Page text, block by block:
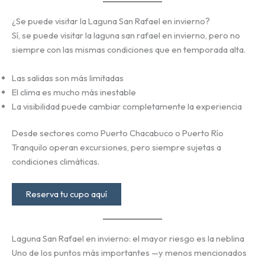
¿Se puede visitar la Laguna San Rafael en invierno?
Sí, se puede visitar la laguna san rafael en invierno, pero no
siempre con las mismas condiciones que en temporada alta.
Las salidas son más limitadas
El clima es mucho más inestable
La visibilidad puede cambiar completamente la experiencia
Desde sectores como Puerto Chacabuco o Puerto Río
Tranquilo operan excursiones, pero siempre sujetas a
condiciones climáticas.
Reserva tu cupo aquí
Laguna San Rafael en invierno: el mayor riesgo es la neblina
Uno de los puntos más importantes —y menos mencionados